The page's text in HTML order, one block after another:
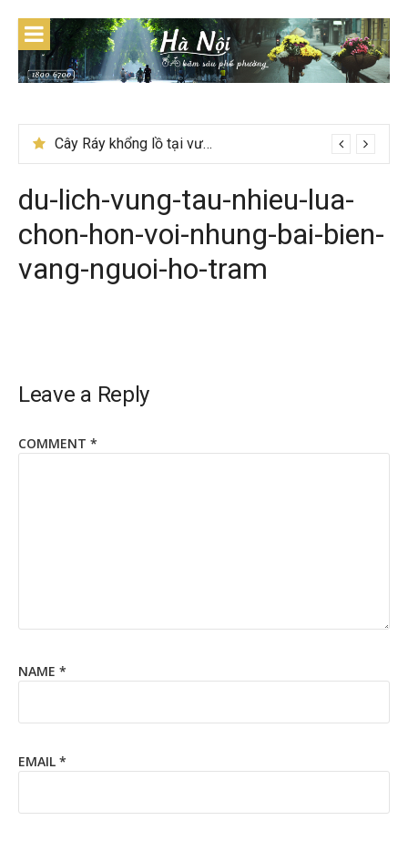
content
Cây Ráy khổng lồ tại vườn Quốc gia Cúc Phương
du-lich-vung-tau-nhieu-lua-
chon-hon-voi-nhung-bai-bien-
vang-nguoi-ho-tram
Leave a Reply
COMMENT *
NAME *
EMAIL *